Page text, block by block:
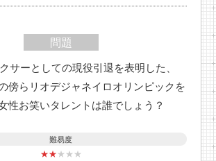
問題
サーとしての現役引退を表明した、
傍らリオデジャネイロオリンピックを
性お笑いタレントは誰でしょう？
難易度
★★★ ★ ★